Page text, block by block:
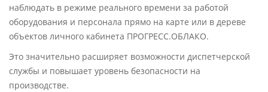
наблюдать в режиме реального времени за работой
оборудования и персонала прямо на карте или в дереве
объектов личного кабинета ПРОГРЕСС.ОБЛАКО.
Это значительно расширяет возможности диспетчерской
службы и повышает уровень безопасности на
производстве.